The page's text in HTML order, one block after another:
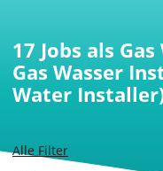
Alle Filter
17 Jobs als
Gas Wasser
Water